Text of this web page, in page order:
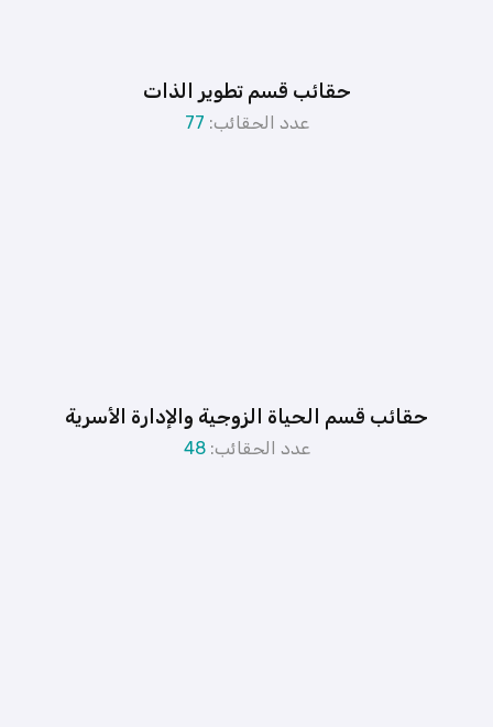
حقائب قسم تطوير الذات
عدد الحقائب: 77
حقائب قسم الحياة الزوجية والإدارة الأسرية
عدد الحقائب:48